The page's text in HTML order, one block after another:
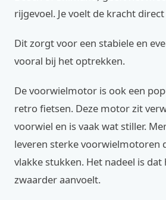
rijgevoel. Je voelt de kracht
Dit zorgt voor een stabiele en
vooral bij het optrekken.
De voorwielmotor is ook een
retro fietsen. Deze motor zit
voorwiel en is vaak wat stiller.
leveren sterke voorwielmotoren
vlakke stukken. Het nadeel is
zwaarder aanvoelt.